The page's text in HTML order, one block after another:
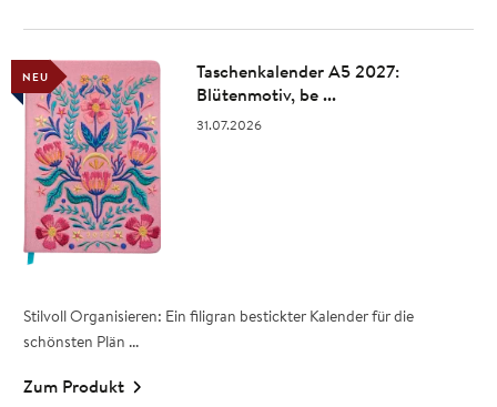
NEU
Taschenkalender A5 2027:
Blütenmotiv, be ...
31.07.2026
Stilvoll Organisieren: Ein filigran bestickter Kalender für die
schönsten Plän ...
Zum Produkt